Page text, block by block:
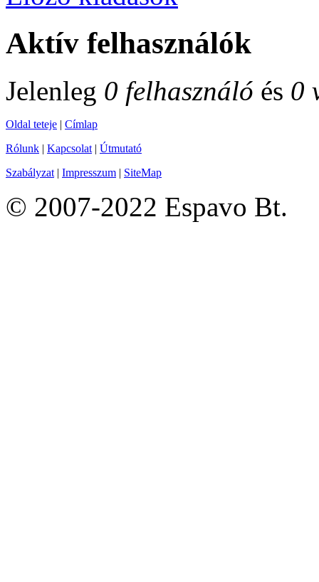
Aktív felhasználók
Jelenleg 0 felhasználó és 0
Oldal teteje | Címlap
Rólunk | Kapcsolat | Útmutató
Szabályzat | Impresszum | SiteMap
© 2007-2022 Espavo Bt.